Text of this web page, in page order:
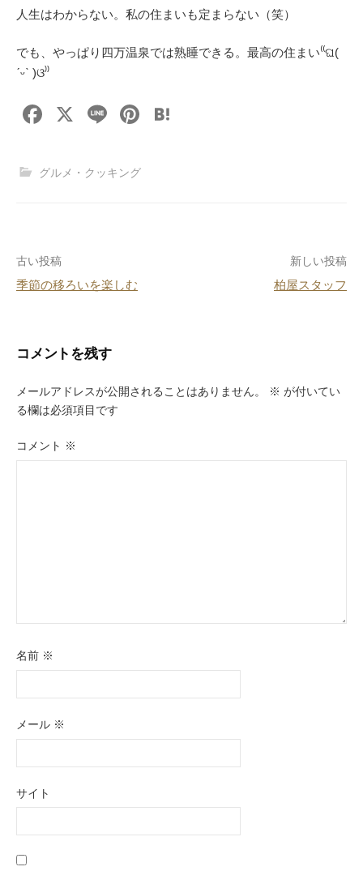
人生はわからない。私の住まいも定まらない（笑）
でも、やっぱり四万温泉では熟睡できる。最高の住まい⁽⁽ଘ(
ˊᵕˋ )ଓ⁾⁾
F
c
o
k
X
Li
e
Pi
グルメ・クッキング
投
稿
ビ
ゲ
ー
シ
古い投稿
季節の移ろいを楽しむ
新しい投稿
柏屋スタッフ
コメントを残す
メールアドレスが公開されることはありません。 ※ が付いてい
る欄は必須項目です
コメント ※
名前 ※
メール ※
サイト